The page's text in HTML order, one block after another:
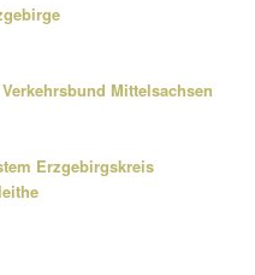
Mittelsachsen
Erzgebirgskreis